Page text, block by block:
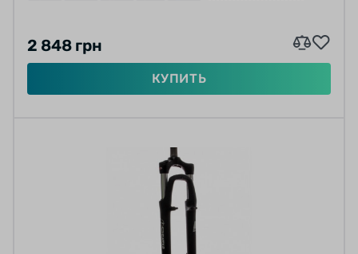
2 848 грн
КУПИТЬ